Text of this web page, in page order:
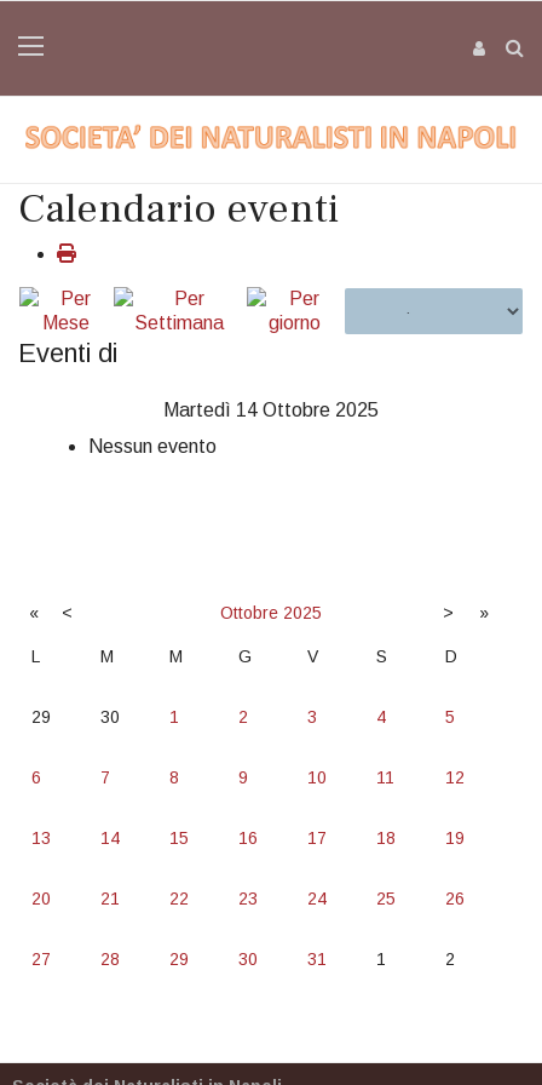
Calendario eventi
Eventi di
Martedì 14 Ottobre 2025
Nessun evento
« < Ottobre 2025 > »
L M M G V S D
29 30 1 2 3 4 5
6 7 8 9 10 11 12
13 14 15 16 17 18 19
20 21 22 23 24 25 26
27 28 29 30 31 1 2